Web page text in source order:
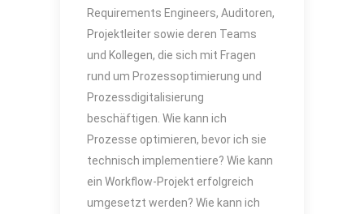
Requirements Engineers, Auditoren,
Projektleiter sowie deren Teams
und Kollegen, die sich mit Fragen
rund um Prozessoptimierung und
Prozessdigitalisierung
beschäftigen. Wie kann ich
Prozesse optimieren, bevor ich sie
technisch implementiere? Wie kann
ein Workflow-Projekt erfolgreich
umgesetzt werden? Wie kann ich